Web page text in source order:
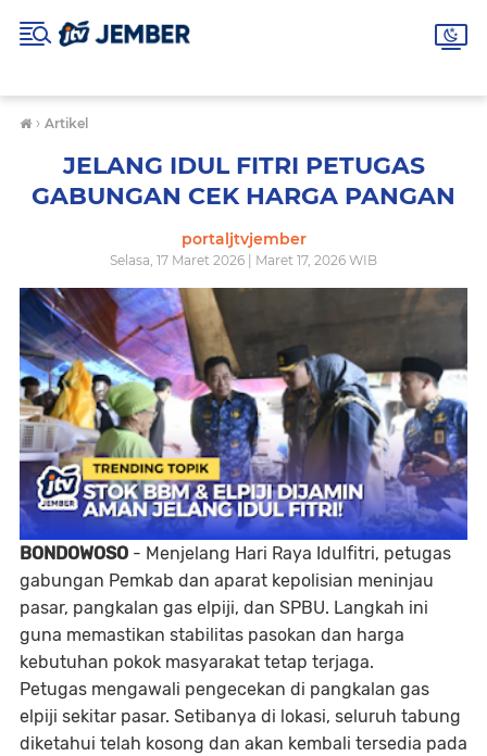
› Artikel
JELANG IDUL FITRI PETUGAS
GABUNGAN CEK HARGA PANGAN
portaljtvjember
Selasa, 17 Maret 2026 | Maret 17, 2026 WIB
BONDOWOSO - Menjelang Hari Raya Idulfitri, petugas
gabungan Pemkab dan aparat kepolisian meninjau
pasar, pangkalan gas elpiji, dan SPBU. Langkah ini
guna memastikan stabilitas pasokan dan harga
kebutuhan pokok masyarakat tetap terjaga.
Petugas mengawali pengecekan di pangkalan gas
elpiji sekitar pasar. Setibanya di lokasi, seluruh tabung
diketahui telah kosong dan akan kembali tersedia pada